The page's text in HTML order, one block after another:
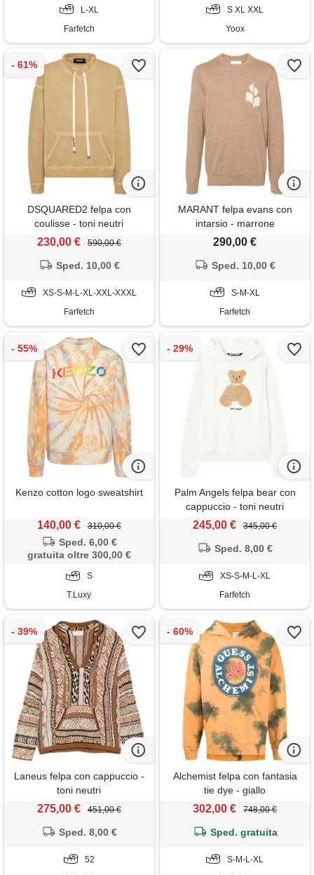
L-XL
Farfetch
S XL XXL
Yoox
DSQUARED2 felpa con
coulisse - toni neutri
230,00 € 590,00 €
Sped. 10,00 €
XS-S-M-L-XL-XXL-XXXL
Farfetch
MARANT felpa evans con
intarsio - marrone
290,00 €
Sped. 10,00 €
S-M-XL
Farfetch
Kenzo cotton logo sweatshirt
140,00 € 310,00 €
Sped. 6,00 €
gratuita oltre 300,00 €
S
T.Luxy
Palm Angels felpa bear con
cappuccio - toni neutri
245,00 € 345,00 €
Sped. 8,00 €
XS-S-M-L-XL
Farfetch
Laneus felpa con cappuccio -
toni neutri
275,00 € 451,00 €
Sped. 8,00 €
52
Alchemist felpa con fantasia
tie dye - giallo
302,00 € 748,00 €
Sped. gratuita
S-M-L-XL